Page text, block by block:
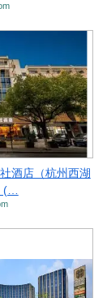
酒店（杭州西湖
(…